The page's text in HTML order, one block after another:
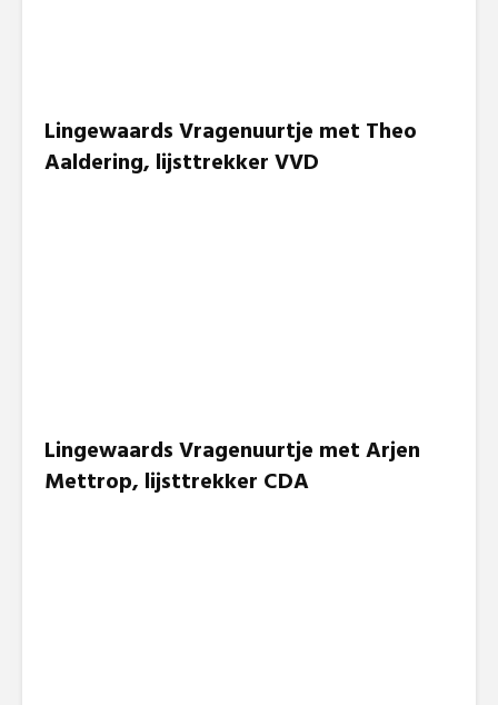
Lingewaards Vragenuurtje met Theo
Aaldering, lijsttrekker VVD
Lingewaards Vragenuurtje met Arjen
Mettrop, lijsttrekker CDA